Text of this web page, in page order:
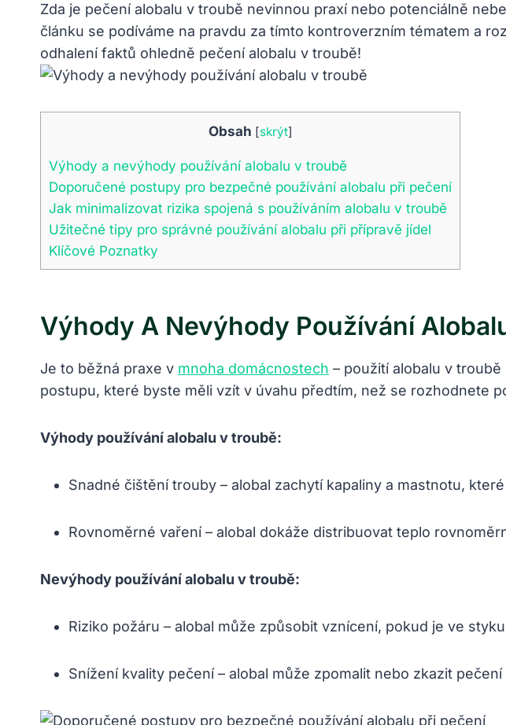
Zda je pečení alobalu v troubě nevinnou praxí nebo potenciálně
článku se podíváme na pravdu za tímto kontroverzním tématem a
odhalení faktů ohledně pečení alobalu v troubě!
Obsah [skrýt]
Výhody a nevýhody používání alobalu v troubě
Doporučené postupy pro bezpečné používání alobalu při pečení
Jak minimalizovat rizika spojená s používáním alobalu v troubě
Užitečné tipy pro správné používání alobalu při přípravě jídel
Klíčové Poznatky
Výhody A Nevýhody Používání
Je to běžná praxe v mnoha domácnostech – použití alobalu v
postupu, které byste měli vzít v úvahu předtím, než se rozhodnete
Výhody používání alobalu v troubě:
Snadné čištění trouby – alobal zachytí kapaliny a mastnotu,
Rovnoměrné vaření – alobal dokáže distribuovat teplo
Nevýhody používání alobalu v troubě:
Riziko požáru – alobal může způsobit vznícení, pokud je ve
Snížení kvality pečení – alobal může zpomalit nebo zkazit pečení